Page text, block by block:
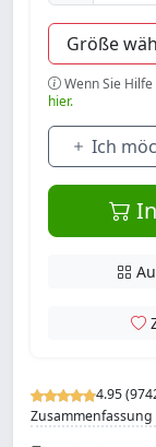
4.95
Wenn Sie
hier.
Ich